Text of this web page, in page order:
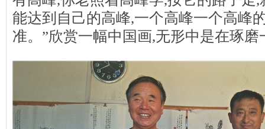
能达到自己的高峰,一个高峰一个高峰
准。”欣赏一幅中国画,无形中是在琢